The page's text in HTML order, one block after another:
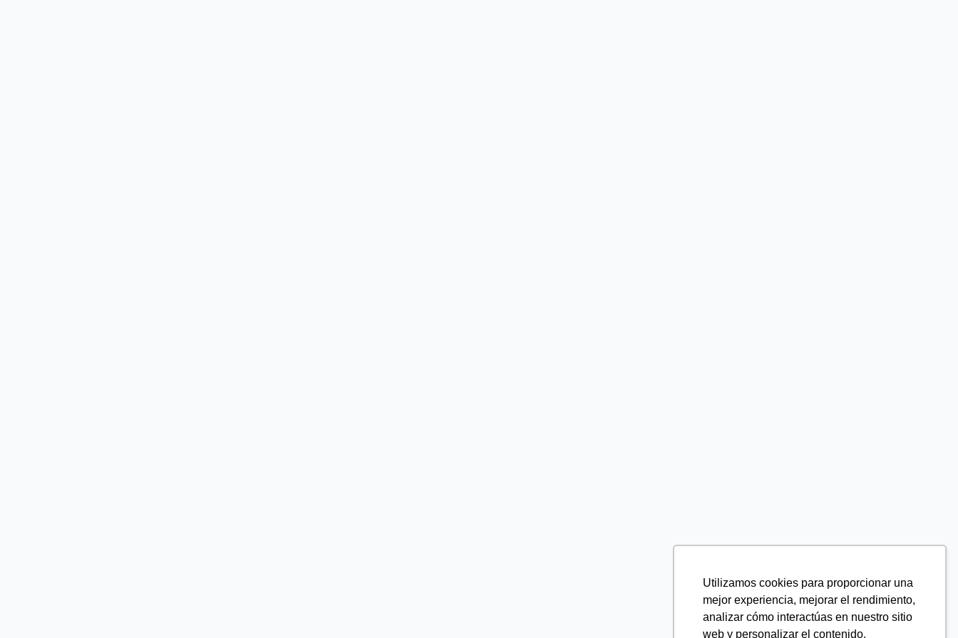
Utilizamos cookies para proporcionar una
mejor experiencia, mejorar el rendimiento,
analizar cómo interactúas en nuestro sitio
web y personalizar el contenido.